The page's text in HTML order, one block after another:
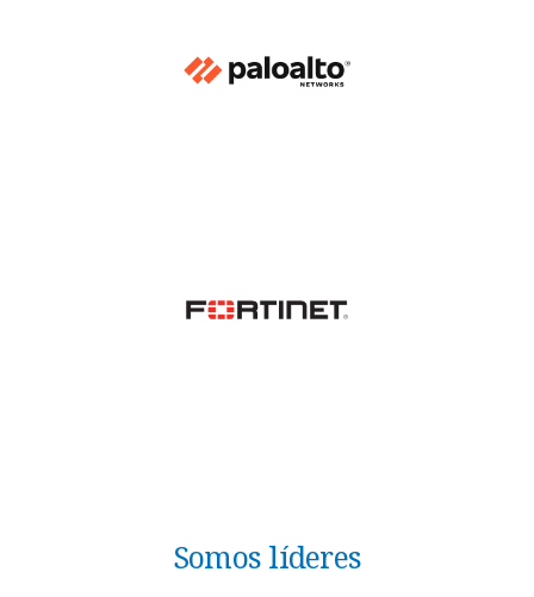
Somos líderes